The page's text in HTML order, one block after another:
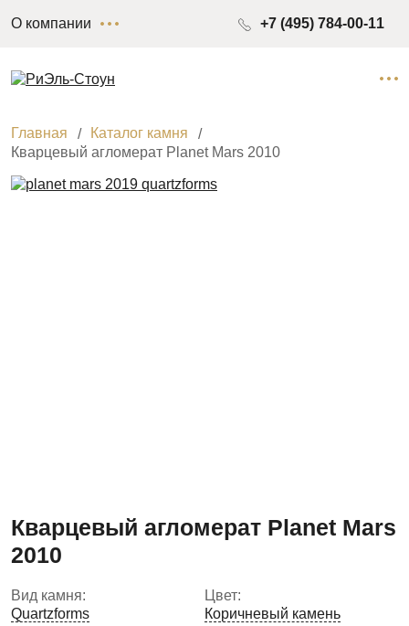
О компании +7 (495) 784-00-11
Главная
Каталог камня
Кварцевый агломерат Planet Mars 2010
Кварцевый агломерат Planet Mars
2010
Вид камня:
Quartzforms
Цвет:
Коричневый камень